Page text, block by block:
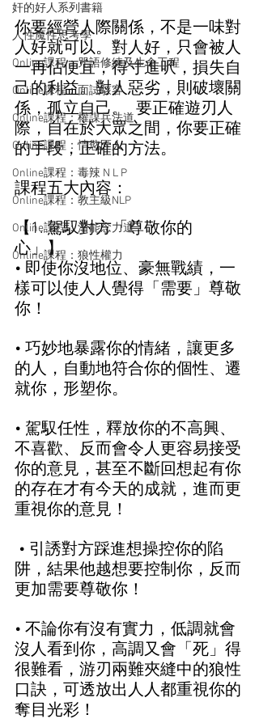
奸的好人系列書籍
人性魔性思考學
Online課程：咒語修練及生命工程
Online課程：面試駭客
Online課程：權謀兵法道
Online課程：情慾匠人
Online課程：毒辣 N L P
Online課程：教主級NLP
Online課程：潛能念力道
Online課程：狼性權力
你要經營人際關係，不是一味對
人好就可以。對人好，只會被人
一再佔便宜，得寸進呎，損失自
己的利益。對人惡劣，則破壞關
係，孤立自己。  要正確遊刃人
際，自在於大眾之間，你要正確
的手段，正確的方法。
課程五大內容：
【1. 駕馭對方「尊敬你的
心」】
• 即使你沒地位、豪無戰績，一
樣可以使人人覺得「需要」尊敬
你！
• 巧妙地暴露你的情緒，讓更多
的人，自動地符合你的個性、遷
就你，形塑你。
• 駕馭任性，釋放你的不高興、
不喜歡、反而會令人更容易接受
你的意見，甚至不斷回想起有你
的存在才有今天的成就，進而更
重視你的意見！
• 引誘對方踩進想操控你的陷
阱，結果他越想要控制你，反而
更加需要尊敬你！
• 不論你有沒有實力，低調就會
沒人看到你，高調又會「死」得
很難看，游刃兩難夾縫中的狼性
口訣，可透放出人人都重視你的
奪目光彩！